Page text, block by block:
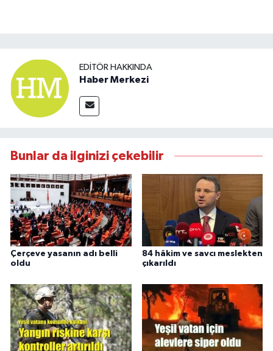
EDITÖR HAKKINDA
Haber Merkezi
Bunlar da ilginizi çekebilir
Çerçeve yasanın adı belli
oldu
84 hâkim ve savcı meslekten
çıkarıldı